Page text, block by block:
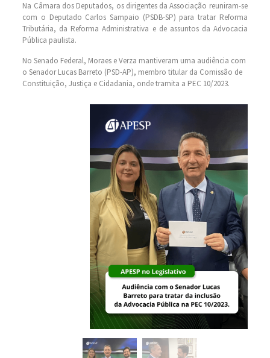
Na Câmara dos Deputados, os dirigentes da Associação reuniram-se
com o Deputado Carlos Sampaio (PSDB-SP) para tratar Reforma
Tributária, da Reforma Administrativa e de assuntos da Advocacia
Pública paulista.
No Senado Federal, Moraes e Verza mantiveram uma audiência com
o Senador Lucas Barreto (PSD-AP), membro titular da Comissão de
Constituição, Justiça e Cidadania, onde tramita a PEC 10/2023.